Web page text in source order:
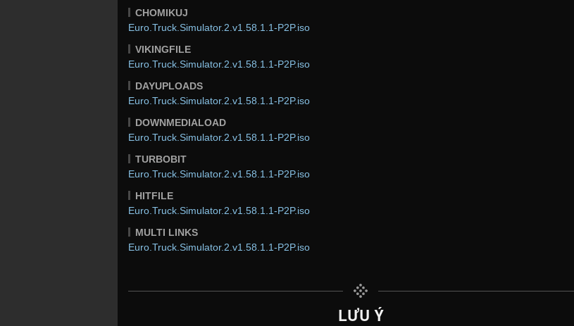
CHOMIKUJ
Euro.Truck.Simulator.2.v1.58.1.1-P2P.iso
VIKINGFILE
Euro.Truck.Simulator.2.v1.58.1.1-P2P.iso
DAYUPLOADS
Euro.Truck.Simulator.2.v1.58.1.1-P2P.iso
DOWNMEDIALOAD
Euro.Truck.Simulator.2.v1.58.1.1-P2P.iso
TURBOBIT
Euro.Truck.Simulator.2.v1.58.1.1-P2P.iso
HITFILE
Euro.Truck.Simulator.2.v1.58.1.1-P2P.iso
MULTI LINKS
Euro.Truck.Simulator.2.v1.58.1.1-P2P.iso
LƯU Ý